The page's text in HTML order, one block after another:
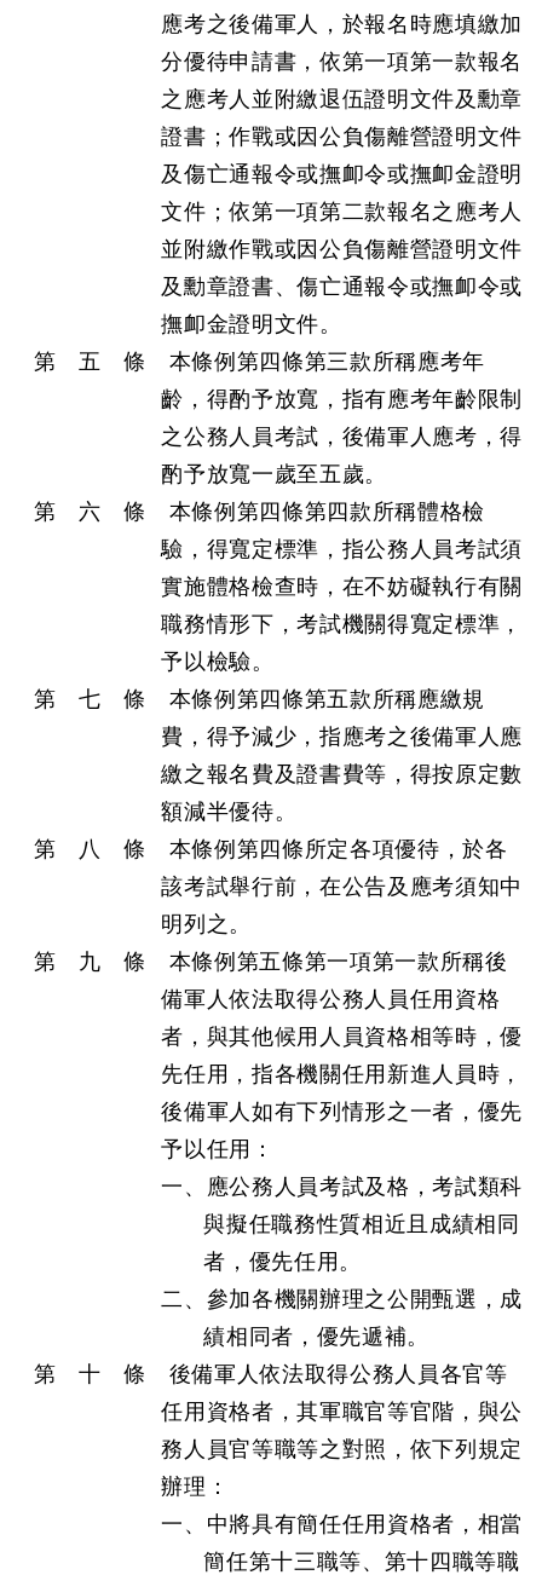
應考之後備軍人，於報名時應填繳加
分優待申請書，依第一項第一款報名
之應考人並附繳退伍證明文件及勳章
證書；作戰或因公負傷離營證明文件
及傷亡通報令或撫卹令或撫卹金證明
文件；依第一項第二款報名之應考人
並附繳作戰或因公負傷離營證明文件
及勳章證書、傷亡通報令或撫卹令或
撫卹金證明文件。
第 五 條 本條例第四條第三款所稱應考年
齡，得酌予放寬，指有應考年齡限制
之公務人員考試，後備軍人應考，得
酌予放寬一歲至五歲。
第 六 條 本條例第四條第四款所稱體格檢
驗，得寬定標準，指公務人員考試須
實施體格檢查時，在不妨礙執行有關
職務情形下，考試機關得寬定標準，
予以檢驗。
第 七 條 本條例第四條第五款所稱應繳規
費，得予減少，指應考之後備軍人應
繳之報名費及證書費等，得按原定數
額減半優待。
第 八 條 本條例第四條所定各項優待，於各
該考試舉行前，在公告及應考須知中
明列之。
第 九 條 本條例第五條第一項第一款所稱後
備軍人依法取得公務人員任用資格
者，與其他候用人員資格相等時，優
先任用，指各機關任用新進人員時，
後備軍人如有下列情形之一者，優先
予以任用：
一、應公務人員考試及格，考試類科
與擬任職務性質相近且成績相同
者，優先任用。
二、參加各機關辦理之公開甄選，成
績相同者，優先遞補。
第 十 條 後備軍人依法取得公務人員各官等
任用資格者，其軍職官等官階，與公
務人員官等職等之對照，依下列規定
辦理：
一、中將具有簡任任用資格者，相當
簡任第十三職等、第十四職等職